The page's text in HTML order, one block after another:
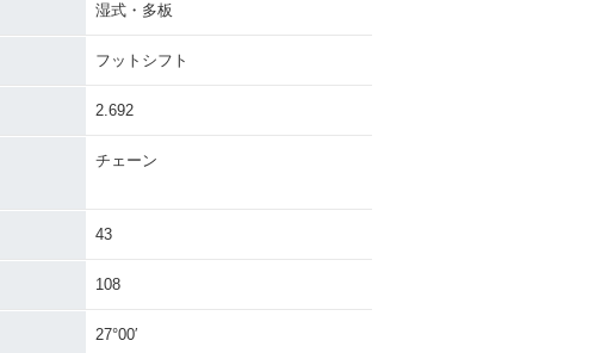
湿式・多板
フットシフト
2.692
チェーン
43
108
27°00′